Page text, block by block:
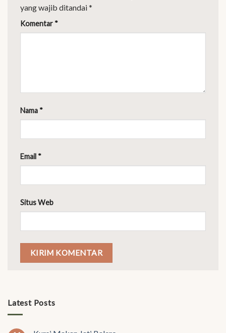
yang wajib ditandai*
Komentar *
Nama *
Email *
Situs Web
Latest Posts